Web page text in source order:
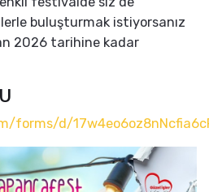
buluşturmak istiyorsanız
2026 tarihine kadar
forms/d/